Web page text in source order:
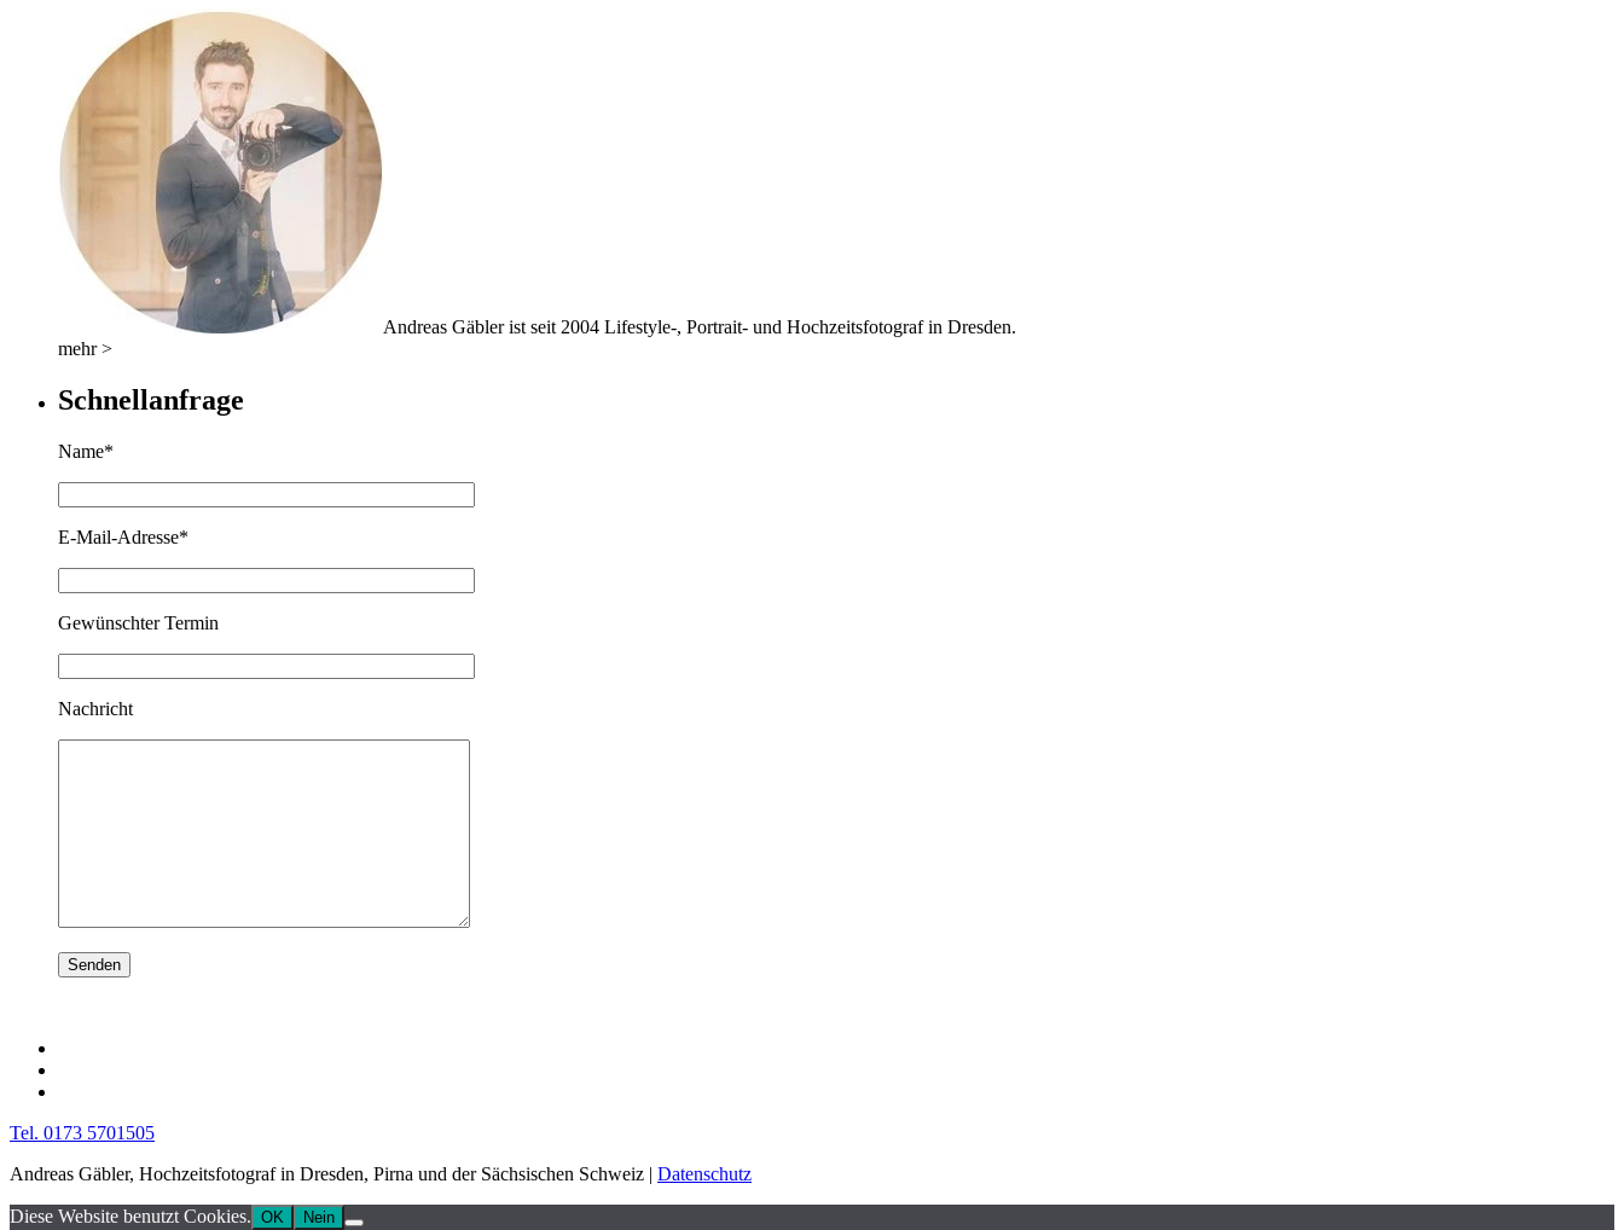
Andreas Gäbler ist seit 2004 Lifestyle-, Portrait- und Hochzeitsfotograf in Dresden.
mehr >
Schnellanfrage
Name*
E-Mail-Adresse*
Gewünschter Termin
Nachricht
Tel. 0173 5701505
Andreas Gäbler, Hochzeitsfotograf in Dresden, Pirna und der Sächsischen Schweiz | Datenschutz
Diese Website benutzt Cookies. OK Nein